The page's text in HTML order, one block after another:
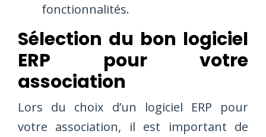
fonctionnalités.
Sélection du bon logiciel
ERP pour votre
association
Lors du choix d’un logiciel ERP pour
votre association, il est important de